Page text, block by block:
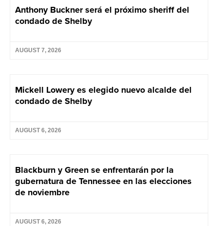
Anthony Buckner será el próximo sheriff del
condado de Shelby
AUGUST 7, 2026
Mickell Lowery es elegido nuevo alcalde del
condado de Shelby
AUGUST 6, 2026
Blackburn y Green se enfrentarán por la
gubernatura de Tennessee en las elecciones
de noviembre
AUGUST 6, 2026